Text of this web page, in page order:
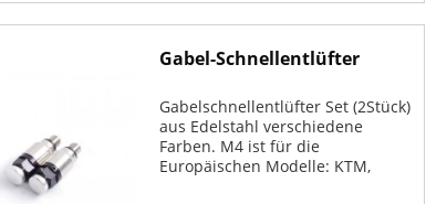
Gabel-Schnellentlüfter
Gabelschnellentlüfter Set (2Stück)
aus Edelstahl verschiedene
Farben. M4 ist für die
Europäischen Modelle: KTM,